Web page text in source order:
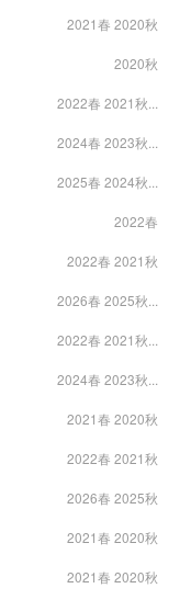
2021春 2020秋
2020秋
2022春 2021秋...
2024春 2023秋...
2025春 2024秋...
2022春
2022春 2021秋
2026春 2025秋...
2022春 2021秋...
2024春 2023秋...
2021春 2020秋
2022春 2021秋
2026春 2025秋
2021春 2020秋
2021春 2020秋